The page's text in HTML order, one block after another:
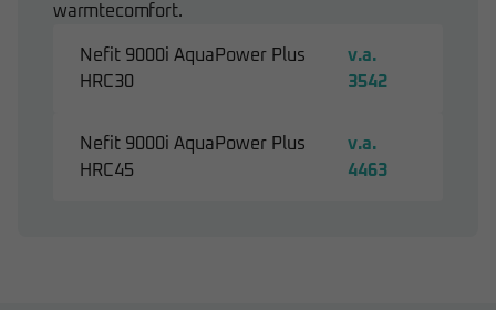
warmtecomfort.
Nefit 9000i AquaPower Plus
HRC30
v.a.
3542
Nefit 9000i AquaPower Plus
HRC45
v.a.
4463